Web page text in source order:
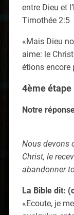
entre Dieu et
Timothée 2:5
«Mais Dieu
aime: le
étions encore
4ème étape
Notre
Nous devons
Christ, le
abandonner
La Bible dit:
«Ecoute, je